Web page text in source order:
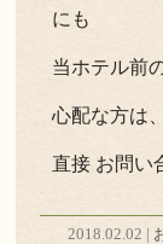
にも
当ホテル前
心配な方は
直接 お問い
2018.02.02 |